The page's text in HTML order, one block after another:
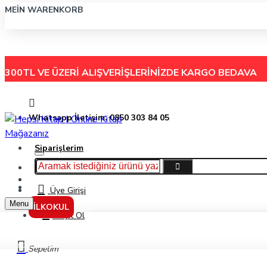
MEIN WARENKORB
300TL VE ÜZERİ ALIŞVERİŞLERİNİZDE KARGO BEDAVA
Whatsapp İletişim: 0850 303 84 05
Siparişlerim
Hakkımızda
İletişimÜye Girişi
Kayıt Ol
Sepetim
İLKOKUL
Menu
Barbaros Denizler Fatihi / Eğlenceli Tarih 44 - Metin Özdamarlar - Timaş